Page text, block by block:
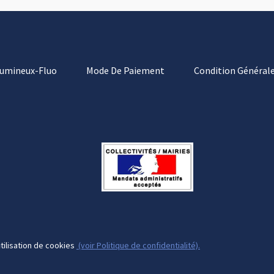
Fluo Mode De Paiement Condition
de cookies (voir Politique de confidentialité).